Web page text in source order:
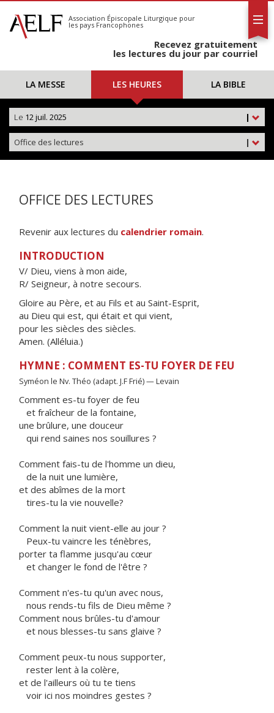
S'abonner
Calendrier
Association Épiscopale Liturgique pour
les pays Francophones
Recevez gratuitement
les lectures du jour par courriel
LA MESSE LES HEURES LA BIBLE
|
Le 12 juil. 2025
|
Office des lectures
OFFICE DES LECTURES
Revenir aux lectures du calendrier romain.
INTRODUCTION
V/ Dieu, viens à mon aide,
R/ Seigneur, à notre secours.
Gloire au Père, et au Fils et au Saint-Esprit,
au Dieu qui est, qui était et qui vient,
pour les siècles des siècles.
Amen. (Alléluia.)
HYMNE : COMMENT ES-TU FOYER DE FEU
Syméon le Nv. Théo (adapt. J.F Frié) — Levain
Comment es-tu foyer de feu
et fraîcheur de la fontaine,
une brûlure, une douceur
qui rend saines nos souillures ?
Comment fais-tu de l'homme un dieu,
de la nuit une lumière,
et des abîmes de la mort
tires-tu la vie nouvelle?
Comment la nuit vient-elle au jour ?
Peux-tu vaincre les ténèbres,
porter ta flamme jusqu'au cœur
et changer le fond de l'être ?
Comment n'es-tu qu'un avec nous,
nous rends-tu fils de Dieu même ?
Comment nous brûles-tu d'amour
et nous blesses-tu sans glaive ?
Comment peux-tu nous supporter,
rester lent à la colère,
et de l'ailleurs où tu te tiens
voir ici nos moindres gestes ?